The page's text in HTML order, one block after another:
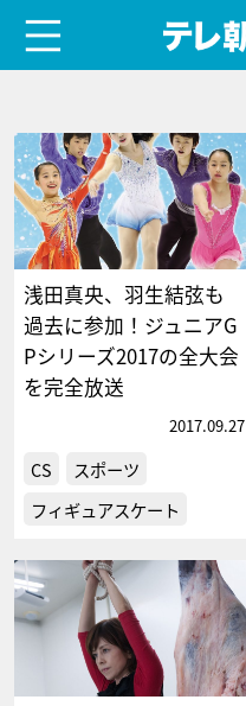
浅田真央、羽生結弦も
過去に参加！ジュニアG
Pシリーズ2017の全大会
を完全放送
2017.09.27
CS
スポーツ
フィギュアスケート